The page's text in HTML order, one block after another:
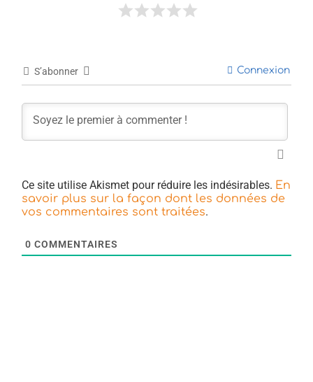
S’abonner Connexion
Ce site utilise Akismet pour réduire les indésirables. En
savoir plus sur la façon dont les données de
vos commentaires sont traitées.
0 COMMENTAIRES